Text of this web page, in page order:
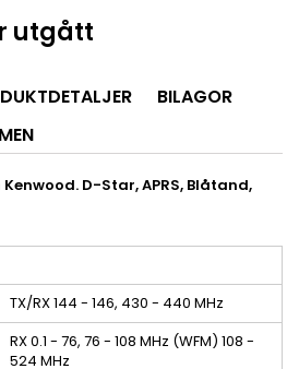
utgått
BILAGOR
D-Star, APRS, Blåtand,
TX/RX144 - 146, 430 - 440 MHz
RX0.1 - 76, 76 - 108 MHz (WFM) 108 -
524 MHz